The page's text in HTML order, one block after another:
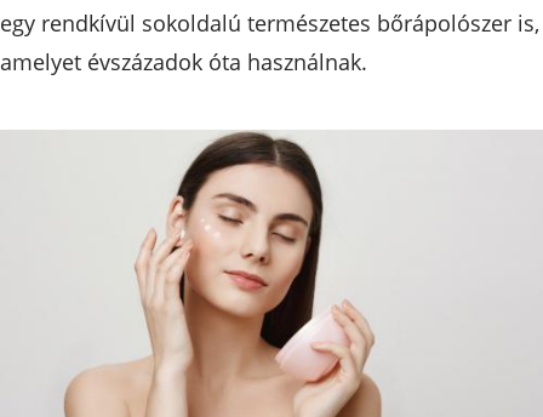
egy rendkívül sokoldalú természetes bőrápolószer is,
amelyet évszázadok óta használnak.